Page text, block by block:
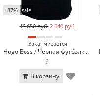
-87% sale
19 650 руб. 2 640 руб.
Заканчивается
Hugo Boss / Черная футболка поло Hugo Boss 317-1
S
В корзину